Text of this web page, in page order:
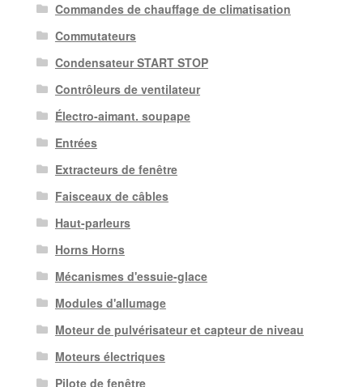
Commandes de chauffage de climatisation
Commutateurs
Condensateur START STOP
Contrôleurs de ventilateur
Électro-aimant. soupape
Entrées
Extracteurs de fenêtre
Faisceaux de câbles
Haut-parleurs
Horns Horns
Mécanismes d'essuie-glace
Modules d'allumage
Moteur de pulvérisateur et capteur de niveau
Moteurs électriques
Pilote de fenêtre